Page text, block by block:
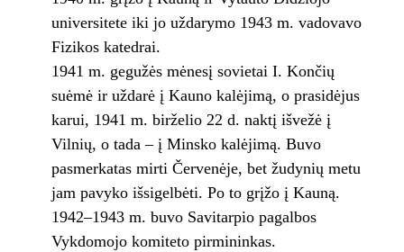
universitete iki jo uždarymo 1943 m. vadovavo
Fizikos katedrai.
1941 m. gegužės mėnesį sovietai I. Končių
suėmė ir uždarė į Kauno kalėjimą, o prasidėjus
karui, 1941 m. birželio 22 d. naktį išvežė į
Vilnių, o tada – į Minsko kalėjimą. Buvo
pasmerkatas mirti Červenėje, bet žudynių metu
jam pavyko išsigelbėti. Po to grįžo į Kauną.
1942–1943 m. buvo Savitarpio pagalbos
Vykdomojo komiteto pirmininkas.